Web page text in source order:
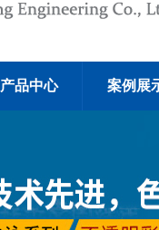
产品中心 案例展